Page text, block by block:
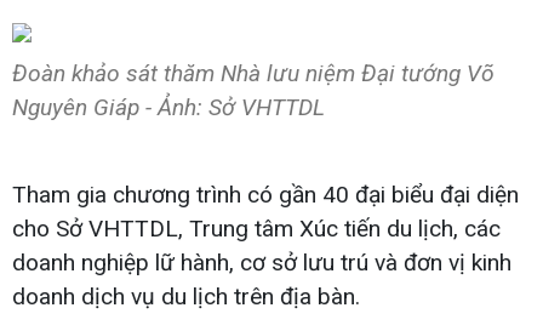
Đoàn khảo sát thăm Nhà lưu niệm Đại tướng Võ
Nguyên Giáp - Ảnh: Sở VHTTDL
Tham gia chương trình có gần 40 đại biểu đại diện
cho Sở VHTTDL, Trung tâm Xúc tiến du lịch, các
doanh nghiệp lữ hành, cơ sở lưu trú và đơn vị kinh
doanh dịch vụ du lịch trên địa bàn.